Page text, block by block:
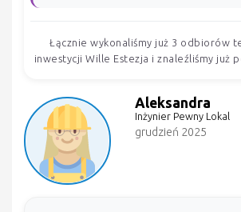
Łącznie wykonaliśmy już 3 odbiorów
inwestycji Wille Estezja i znaleźliśmy już
Aleksandra
Inżynier Pewny Lokal
grudzień 2025